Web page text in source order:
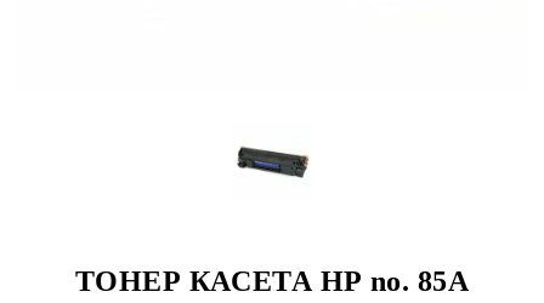
ТОНЕР КАСЕТА HP no. 85A